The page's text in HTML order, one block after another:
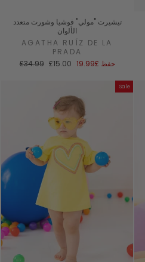
تيشيرت "مولي" فوشيا وشورت متعدد
الألوان
AGATHA RUÍZ DE LA
PRADA
السعر
£34.99 سعر
£15.00 حفظ £19.99
Sale